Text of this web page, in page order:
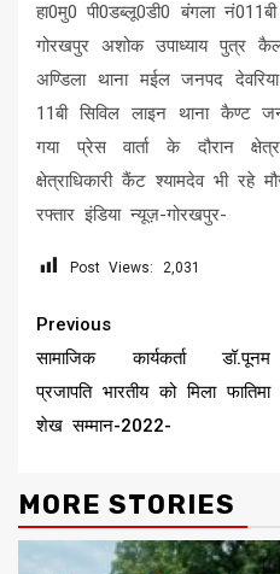
हा0मु0 पी0डब्लू0डी0 बंगला
गोरखपुर अशोक उपाध्याय पुत्र
अण्डिला थाना मईल जनपद
11बी सिविल लाइन थाना कैण्ट
गया प्रेस वार्ता के दौरान
क्षेत्राधिकारी कैंट श्यामदेव भी रहे
रफ्तार इंडिया न्यूज़-गोरखपुर-
Post Views: 2,031
Continue
Reading
Previous
सामाजिक कार्यकर्ता डॉ.पूनम
प्रजापति भारतीय को मिला फातिमा
शेख सम्मान-2022-
MORE STORIES